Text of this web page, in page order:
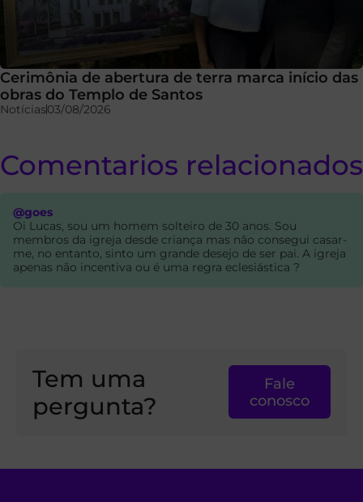
Cerimônia de abertura de terra marca início das
obras do Templo de Santos
Notícias03/08/2026
Comentarios relacionados
@goes
Oi Lucas, sou um homem solteiro de 30 anos. Sou
membros da igreja desde criança mas não consegui casar-
me, no entanto, sinto um grande desejo de ser pai. A igreja
apenas não incentiva ou é uma regra eclesiástica ?
Tem uma
pergunta?
Fale
conosco